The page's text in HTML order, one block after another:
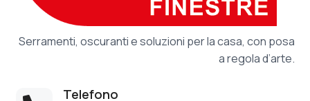
Serramenti, oscuranti e soluzioni per la casa, con posa
a regola d’arte.
Telefono